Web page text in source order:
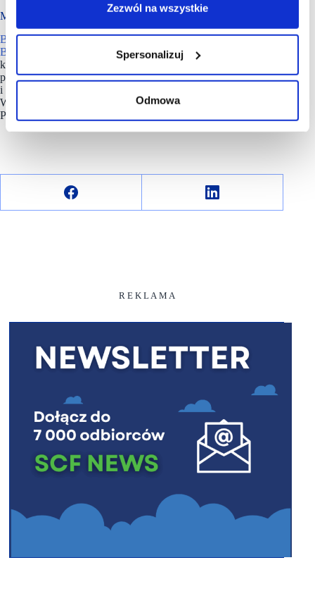
Zezwól na wszystkie
Spersonalizuj
Odmowa
Metodologia badania
Badaniezostało zrealizowane na zlecenieSantander Consumer
Banku
metodą telefonicznych, standaryzowanych wywiadów
kwestionariuszowych wspomaganych komputerowo (CATI),
przeprowadzonych przez Instytut Badań Rynkowych
i Społecznych (IBRiS) w dniach 20-27 stycznia 2025 r.
W badaniu wzięła udział reprezentatywna grupa dorosłych
Polaków korzystających z Internetu. Próba n = 1000.
R E K L A M A